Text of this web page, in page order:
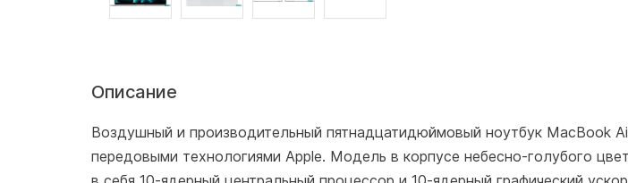
Описание
Воздушный и производительный пятнадцатидюймовый ноутбук MacBook
передовыми технологиями Apple. Модель в корпусе небесно-голубого